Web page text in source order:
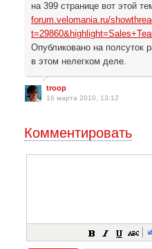
на 399 странице вот этой
forum.velomania.ru/
Опубликовано на полсуток
в этом нелегком деле.
troop
16 марта 2010, 13:12
Комментировать